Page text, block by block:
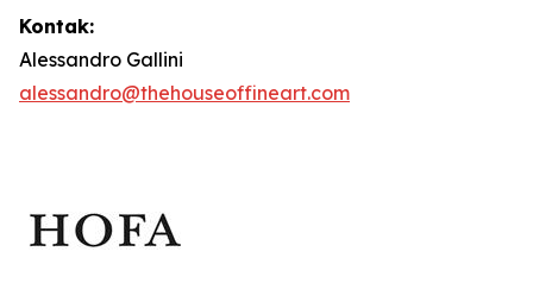
Kontak:
Alessandro Gallini
alessandro@thehouseoffineart.com